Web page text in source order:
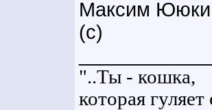
Максим
(с)
"..Ты - кошка,
которая